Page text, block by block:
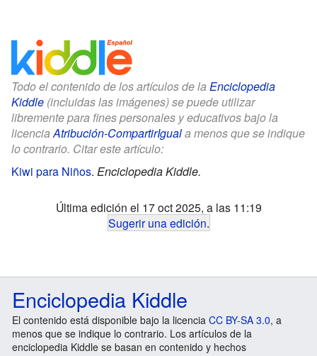
Todo el contenido de los artículos de la Enciclopedia
Kiddle (incluidas las imágenes) se puede utilizar
libremente para fines personales y educativos bajo la
licenciaAtribución-CompartirIguala menos que se indique
lo contrario. Citar este artículo:
Kiwi para Niños. Enciclopedia Kiddle.
Última edición el 17 oct 2025, a las 11:19
Sugerir una edición.
Enciclopedia Kiddle
El contenido está disponible bajo la licencia CC BY-SA 3.0, a
menos que se indique lo contrario. Los artículos de la
enciclopedia Kiddle se basan en contenido y hechos